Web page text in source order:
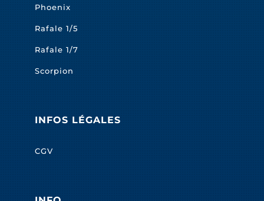
Phoenix
Rafale 1/5
Rafale 1/7
Scorpion
INFOS LÉGALES
CGV